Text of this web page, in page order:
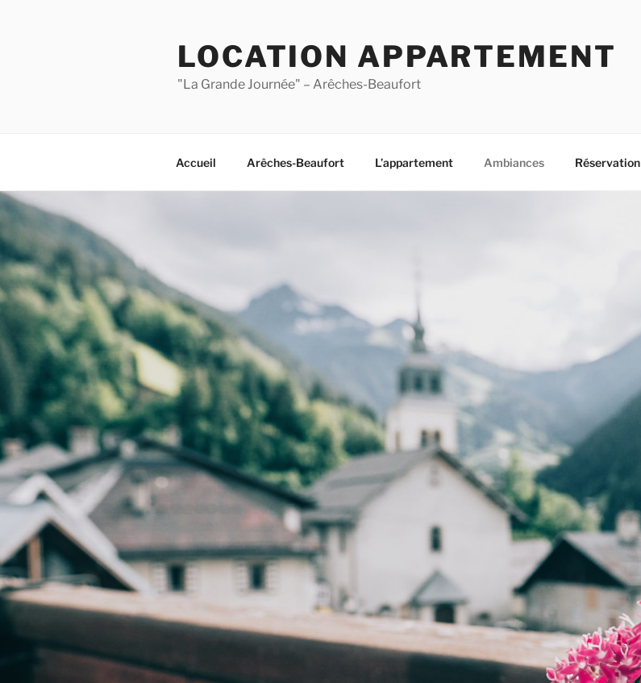
LOCATION APPARTEMENT
"La Grande Journée" – Arêches-Beaufort
Accueil Arêches-Beaufort L’appartement Ambiances Réservation